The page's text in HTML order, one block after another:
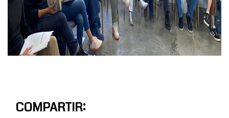
COMPARTIR: